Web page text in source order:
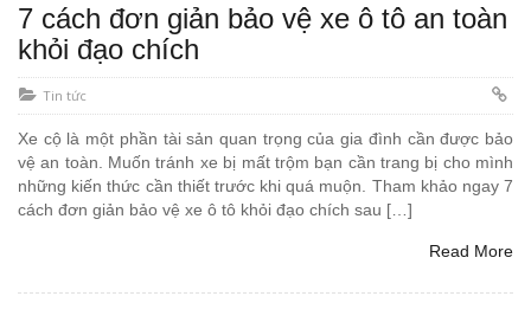
7 cách đơn giản bảo vệ xe ô tô an toàn
khỏi đạo chích
Tin tức
Xe cộ là một phần tài sản quan trọng của gia đình cần được bảo
vệ an toàn. Muốn tránh xe bị mất trộm bạn cần trang bị cho mình
những kiến thức cần thiết trước khi quá muộn. Tham khảo ngay 7
cách đơn giản bảo vệ xe ô tô khỏi đạo chích sau […]
Read More